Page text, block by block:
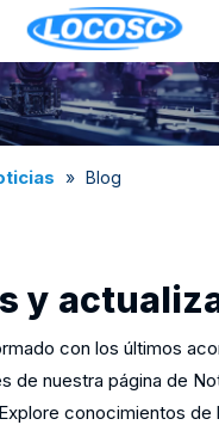
» Blog
y
con los últimos
de nuestra página de
conocimientos de